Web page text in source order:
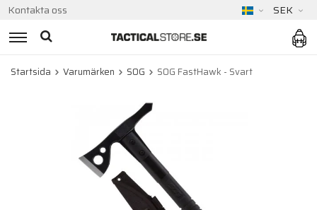
Kontakta oss SEK
Startsida Varumärken SOG SOG FastHawk - Svart